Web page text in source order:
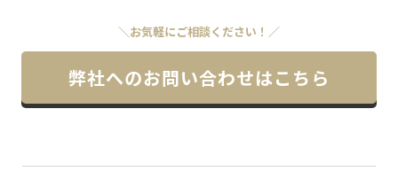
＼お気軽にご相談ください！／
弊社へのお問い合わせはこちら